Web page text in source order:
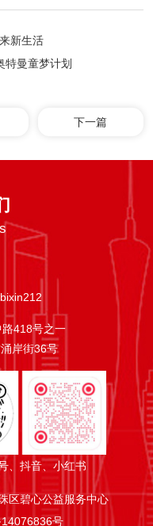
新生活
特曼童梦计划
下一篇
418号之一
岸街36号
、抖音、小红书
区碧心公益服务中心
号